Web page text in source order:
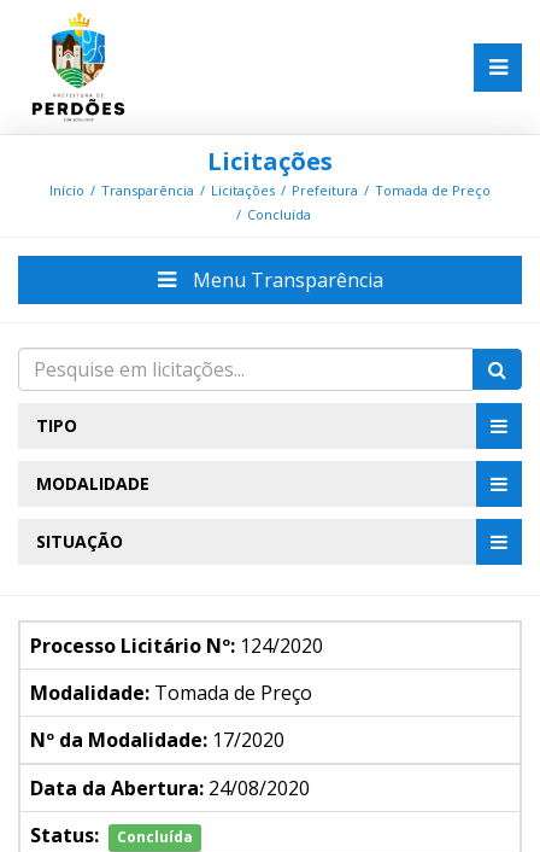
Licitações
Início Transparência Licitações Prefeitura
Tomada de Preço
Concluída
Menu Transparência
TIPO
MODALIDADE
SITUAÇÃO
Processo Licitário Nº: 124/2020
Modalidade: Tomada de Preço
Nº da Modalidade: 17/2020
Data da Abertura: 24/08/2020
Status:
Concluída